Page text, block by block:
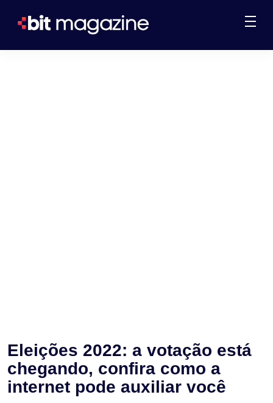
Eleições 2022: a votação está
chegando, confira como a
internet pode auxiliar você